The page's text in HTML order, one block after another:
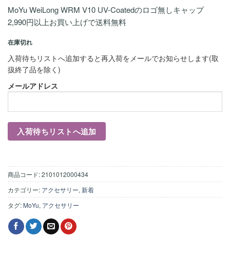
MoYu WeiLong WRM V10 UV-Coatedのロゴ無しキャップ
2,990円以上お買い上げで送料無料
在庫切れ
入荷待ちリストへ追加すると再入荷をメールでお知らせします(取
扱終了品を除く)
メールアドレス
商品コード:2101012000434
カテゴリー: アクセサリー, 新着
タグ: MoYu, アクセサリー